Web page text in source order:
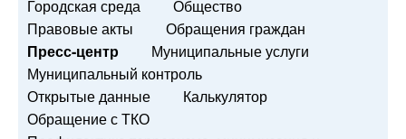
Городская среда
Общество
Правовые акты
Обращения граждан
Пресс-центр
Муниципальные услуги
Муниципальный контроль
Открытые данные
Калькулятор
Обращение с ТКО